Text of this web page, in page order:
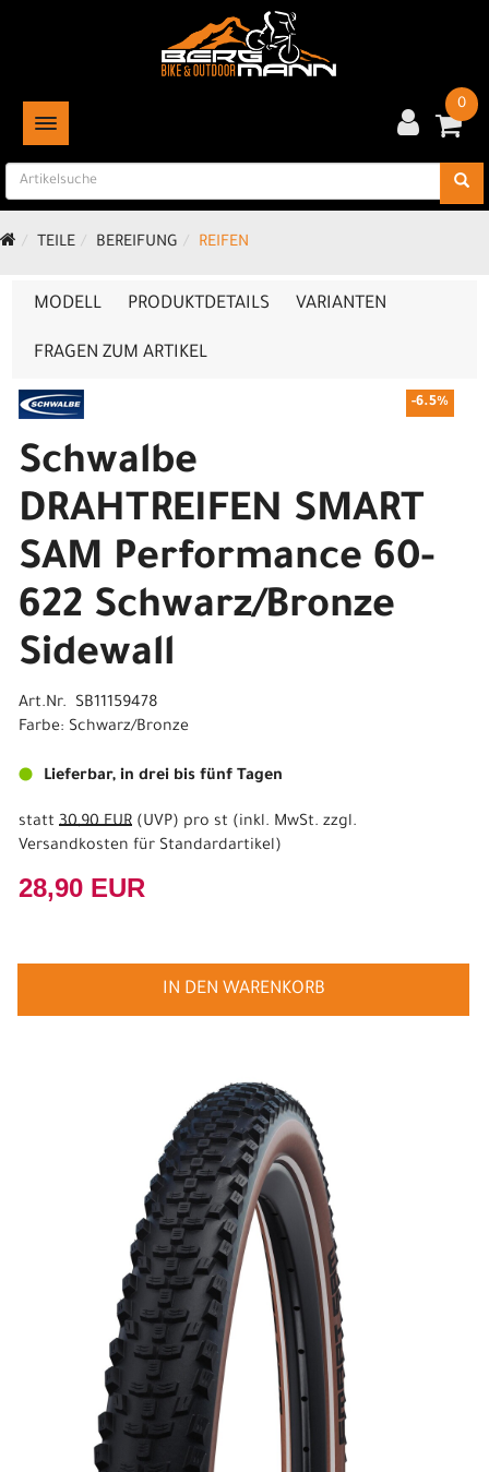
TOGGLE NAVIGATION
0
TEILE BEREIFUNG REIFEN
MODELL PRODUKTDETAILS VARIANTEN
FRAGEN ZUM ARTIKEL
-6.5%
Schwalbe
DRAHTREIFEN SMART
SAM Performance 60-
622 Schwarz/Bronze
Sidewall
Art.Nr. SB11159478
Farbe: Schwarz/Bronze
Lieferbar, in drei bis fünf Tagen
statt 30,90 EUR (UVP) pro st (inkl. MwSt. zzgl.
Versandkosten für Standardartikel)
28,90 EUR
IN DEN WARENKORB